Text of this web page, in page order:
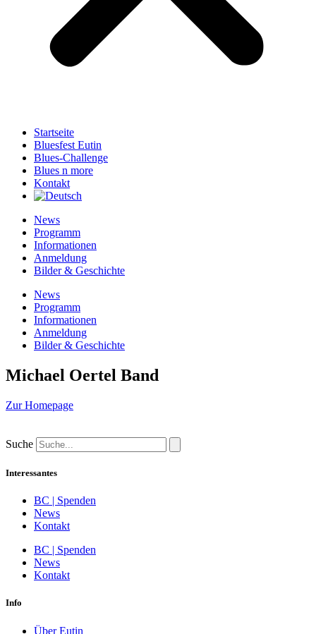
Startseite
Bluesfest Eutin
Blues-Challenge
Blues n more
Kontakt
News
Programm
Informationen
Anmeldung
Bilder & Geschichte
News
Programm
Informationen
Anmeldung
Bilder & Geschichte
Michael Oertel Band
Zur Homepage
Suche
Interessantes
BC | Spenden
News
Kontakt
BC | Spenden
News
Kontakt
Info
Über Eutin